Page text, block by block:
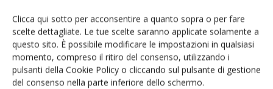
Clicca qui sotto per acconsentire a quanto sopra o per fare
scelte dettagliate. Le tue scelte saranno applicate solamente a
questo sito. È possibile modificare le impostazioni in qualsiasi
momento, compreso il ritiro del consenso, utilizzando i
pulsanti della Cookie Policy o cliccando sul pulsante di gestione
del consenso nella parte inferiore dello schermo.
Quattro giorni tra visite tecniche, innovazione, benessere animale
e confronto professionale hanno coinvolto circa cento giovani
allevatori provienti da tutta l'Italia
Di Francesca Baccino